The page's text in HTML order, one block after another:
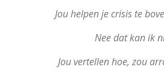
Jou helpen je crisis te
Nee dat kan ik
Jou vertellen hoe, zou